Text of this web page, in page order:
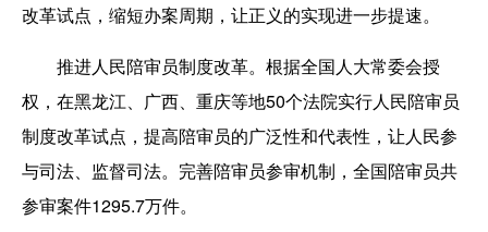
改革试点，缩短办案周期，让正义的实现进一步提速。
推进人民陪审员制度改革。根据全国人大常委会授
权，在黑龙江、广西、重庆等地50个法院实行人民陪审员
制度改革试点，提高陪审员的广泛性和代表性，让人民参
与司法、监督司法。完善陪审员参审机制，全国陪审员共
参审案件1295.7万件。